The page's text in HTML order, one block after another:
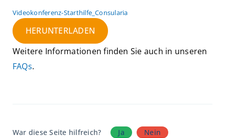
Videokonferenz-Starthilfe_Consularia
HERUNTERLADEN
Weitere Informationen finden Sie auch in unseren
FAQs.
War diese Seite hilfreich? Ja Nein